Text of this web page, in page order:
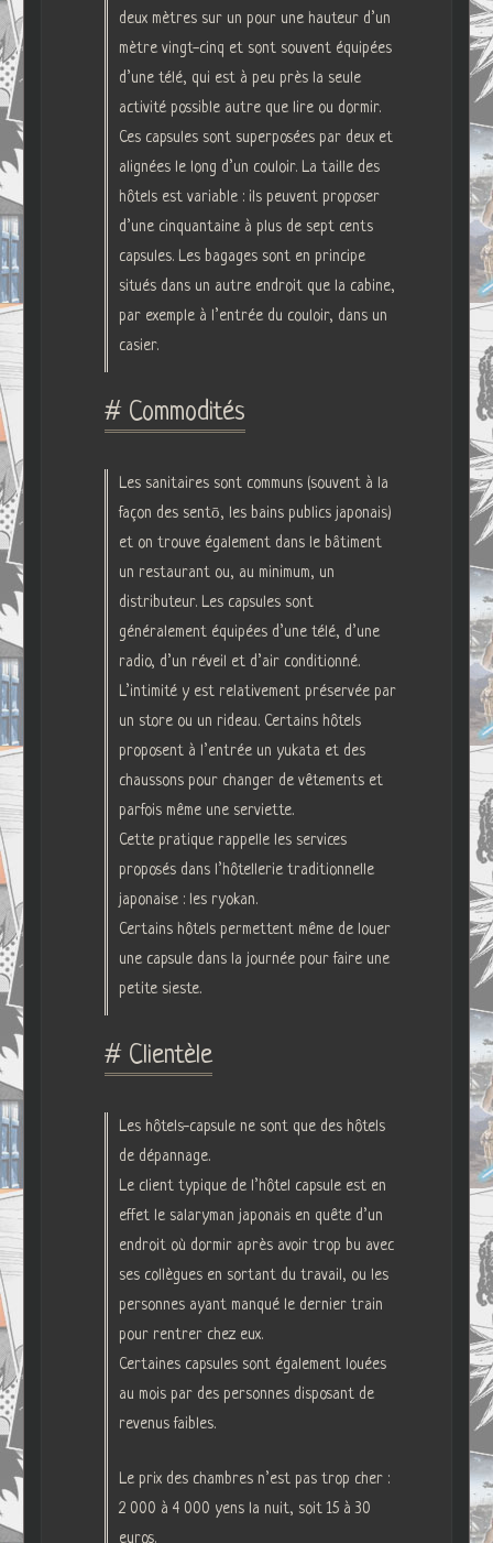
deux mètres sur un pour une hauteur d’un
mètre vingt-cinq et sont souvent équipées
d’une télé, qui est à peu près la seule
activité possible autre que lire ou dormir.
Ces capsules sont superposées par deux et
alignées le long d’un couloir. La taille des
hôtels est variable : ils peuvent proposer
d’une cinquantaine à plus de sept cents
capsules. Les bagages sont en principe
situés dans un autre endroit que la cabine,
par exemple à l’entrée du couloir, dans un
casier.
# Commodités
Les sanitaires sont communs (souvent à la
façon des sentō, les bains publics japonais)
et on trouve également dans le bâtiment
un restaurant ou, au minimum, un
distributeur. Les capsules sont
généralement équipées d’une télé, d’une
radio, d’un réveil et d’air conditionné.
L’intimité y est relativement préservée par
un store ou un rideau. Certains hôtels
proposent à l’entrée un yukata et des
chaussons pour changer de vêtements et
parfois même une serviette.
Cette pratique rappelle les services
proposés dans l’hôtellerie traditionnelle
japonaise : les ryokan.
Certains hôtels permettent même de louer
une capsule dans la journée pour faire une
petite sieste.
# Clientèle
Les hôtels-capsule ne sont que des hôtels
de dépannage.
Le client typique de l’hôtel capsule est en
effet le salaryman japonais en quête d’un
endroit où dormir après avoir trop bu avec
ses collègues en sortant du travail, ou les
personnes ayant manqué le dernier train
pour rentrer chez eux.
Certaines capsules sont également louées
au mois par des personnes disposant de
revenus faibles.
Le prix des chambres n’est pas trop cher :
2 000 à 4 000 yens la nuit, soit 15 à 30
euros.